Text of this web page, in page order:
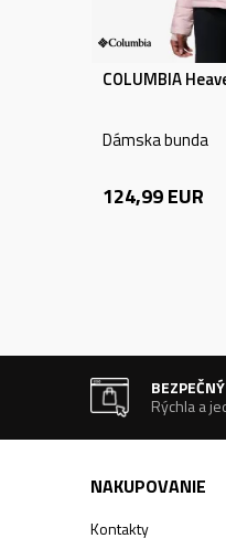
COLUMBIA
Dámska bunda
124,99EUR
Rýchla a
NAKUPOVANIE
Kontakty